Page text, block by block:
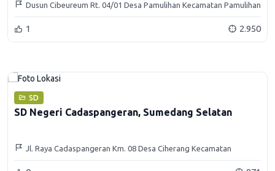
Dusun Cibeureum Rt. 04/01 Desa Pamulihan Kecamatan Pamulihan
Kabupaten Sumedang
1 2.950
SD
SD Negeri Cadaspangeran, Sumedang Selatan
Jl. Raya Cadaspangeran Km. 08 Desa Ciherang Kecamatan
Sumedang Selatan Kabupaten Sumedang